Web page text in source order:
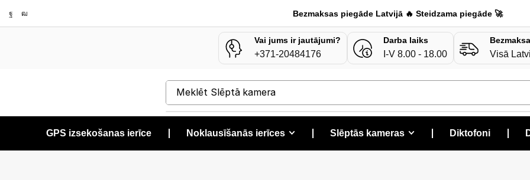
Bezmaksas piegāde Latvijā 🔥 Steidzama piegāde 🚀
Vai jums ir jautājumi?
+371-20484176
Darba laiks
I-V 8.00 - 18.00 Visā
Meklēt Slēptā kamera
GPS izsekošanas ierīce Noklausīšanās ierīces Slēptās kameras Diktofoni